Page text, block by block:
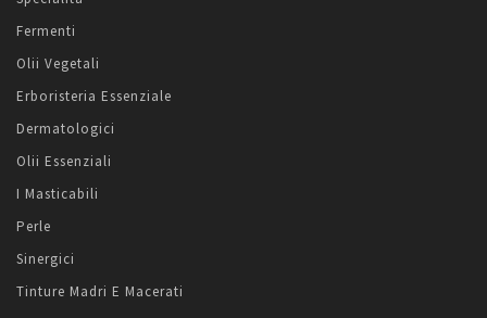
Fermenti
Olii Vegetali
Erboristeria Essenziale
Dermatologici
Olii Essenziali
I Masticabili
Perle
Sinergici
Tinture Madri E Macerati